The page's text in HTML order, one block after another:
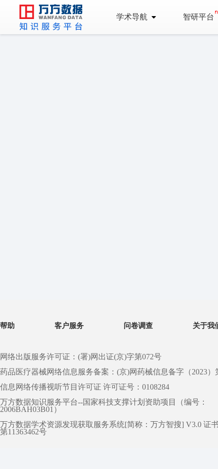
学术导航 智研平台
帮助 客户服务 问卷调查 关于我
网络出版服务许可证：(署)网出证(京)字第072号
药品医疗器械网络信息服务备案：(京)网药械信息备字（2023）
信息网络传播视听节目许可证 许可证号：0108284
万方数据知识服务平台--国家科技支撑计划资助项目（编号：
2006BAH03B01）
万方数据学术资源发现获取服务系统[简称：万方智搜] V3.0 证
第11363462号